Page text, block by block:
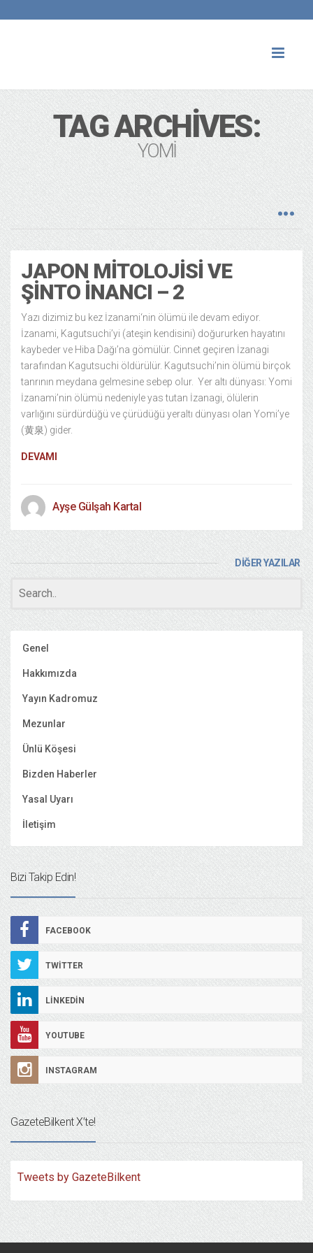
TAG ARCHIVES:
YOMI
JAPON MITOLOJISI VE
ŞINTO İNANCI – 2
Yazı dizimiz bu kez İzanami‘nin ölümü ile devam ediyor.
İzanami, Kagutsuchi’yi (ateşin kendisini) doğururken hayatını
kaybeder ve Hiba Dağı’na gömülür. Cinnet geçiren İzanagi
tarafından Kagutsuchi öldürülür. Kagutsuchi’nin ölümü birçok
tanrının meydana gelmesine sebep olur. Yer altı dünyası: Yomi
İzanami’nin ölümü nedeniyle yas tutan İzanagi, ölülerin
varlığını sürdürdüğü ve çürüdüğü yeraltı dünyası olan Yomi’ye
(黄泉) gider.
DEVAMI
Ayşe Gülşah Kartal
DİĞER YAZILAR
Genel
Hakkımızda
Yayın Kadromuz
Mezunlar
Ünlü Köşesi
Bizden Haberler
Yasal Uyarı
İletişim
Bizi Takip Edin!
FACEBOOK
TWITTER
LINKEDIN
YOUTUBE
INSTAGRAM
GazeteBilkent X’te!
Tweets by GazeteBilkent